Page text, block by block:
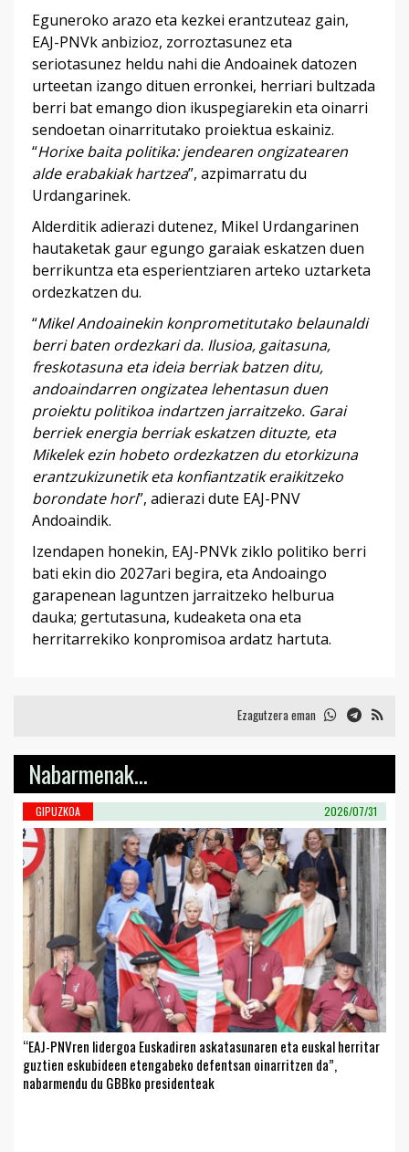
Eguneroko arazo eta kezkei erantzuteaz gain,
EAJ-PNVk anbizioz, zorroztasunez eta
seriotasunez heldu nahi die Andoainek datozen
urteetan izango dituen erronkei, herriari bultzada
berri bat emango dion ikuspegiarekin eta oinarri
sendoetan oinarritutako proiektua eskainiz.
“Horixe baita politika: jendearen ongizatearen
alde erabakiak hartzea”, azpimarratu du
Urdangarinek.
Alderditik adierazi dutenez, Mikel Urdangarinen
hautaketak gaur egungo garaiak eskatzen duen
berrikuntza eta esperientziaren arteko uztarketa
ordezkatzen du.
“Mikel Andoainekin konprometitutako belaunaldi
berri baten ordezkari da. Ilusioa, gaitasuna,
freskotasuna eta ideia berriak batzen ditu,
andoaindarren ongizatea lehentasun duen
proiektu politikoa indartzen jarraitzeko. Garai
berriek energia berriak eskatzen dituzte, eta
Mikelek ezin hobeto ordezkatzen du etorkizuna
erantzukizunetik eta konfiantzatik eraikitzeko
borondate hori”, adierazi dute EAJ-PNV
Andoaindik.
Izendapen honekin, EAJ-PNVk ziklo politiko berri
bati ekin dio 2027ari begira, eta Andoaingo
garapenean laguntzen jarraitzeko helburua
dauka; gertutasuna, kudeaketa ona eta
herritarrekiko konpromisoa ardatz hartuta.
Ezagutzera eman
Nabarmenak...
GIPUZKOA 2026/07/31
“EAJ-PNVren lidergoa Euskadiren askatasunaren eta euskal herritar
guztien eskubideen etengabeko defentsan oinarritzen da”,
nabarmendu du GBBko presidenteak